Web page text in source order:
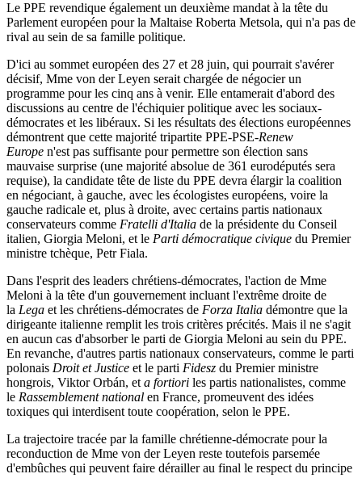
Le PPE revendique également un deuxième mandat à la tête du
Parlement européen pour la Maltaise Roberta Metsola, qui n'a pas de
rival au sein de sa famille politique.
D'ici au sommet européen des 27 et 28 juin, qui pourrait s'avérer
décisif, Mme von der Leyen serait chargée de négocier un
programme pour les cinq ans à venir. Elle entamerait d'abord des
discussions au centre de l'échiquier politique avec les sociaux-
démocrates et les libéraux. Si les résultats des élections européennes
démontrent que cette majorité tripartite PPE-PSE-Renew
Europe n'est pas suffisante pour permettre son élection sans
mauvaise surprise (une majorité absolue de 361 eurodéputés sera
requise), la candidate tête de liste du PPE devra élargir la coalition
en négociant, à gauche, avec les écologistes européens, voire la
gauche radicale et, plus à droite, avec certains partis nationaux
conservateurs comme Fratelli d'Italia de la présidente du Conseil
italien, Giorgia Meloni, et le Parti démocratique civique du Premier
ministre tchèque, Petr Fiala.
Dans l'esprit des leaders chrétiens-démocrates, l'action de Mme
Meloni à la tête d'un gouvernement incluant l'extrême droite de
la Lega et les chrétiens-démocrates de Forza Italia démontre que la
dirigeante italienne remplit les trois critères précités. Mais il ne s'agit
en aucun cas d'absorber le parti de Giorgia Meloni au sein du PPE.
En revanche, d'autres partis nationaux conservateurs, comme le parti
polonais Droit et Justice et le parti Fidesz du Premier ministre
hongrois, Viktor Orbán, et a fortiori les partis nationalistes, comme
le Rassemblement national en France, promeuvent des idées
toxiques qui interdisent toute coopération, selon le PPE.
La trajectoire tracée par la famille chrétienne-démocrate pour la
reconduction de Mme von der Leyen reste toutefois parsemée
d'embûches qui peuvent faire dérailler au final le respect du principe